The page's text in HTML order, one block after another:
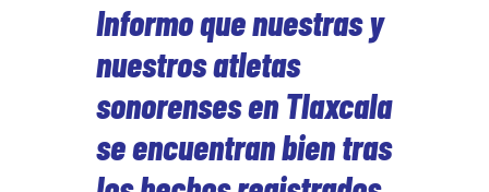
Informo que nuestras y
nuestros atletas
sonorenses en Tlaxcala
se encuentran bien tras